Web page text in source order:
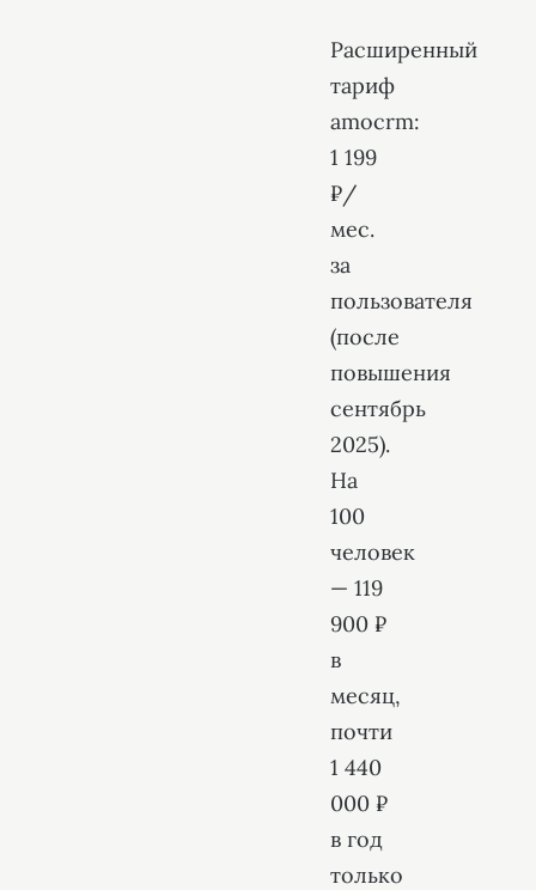
Расширенный
тариф
amocrm:
1 199
₽/
мес.
за
пользователя
(после
повышения
сентябрь
2025).
На
100
человек
— 119
900 ₽
в
месяц,
почти
1 440
000 ₽
в год
только